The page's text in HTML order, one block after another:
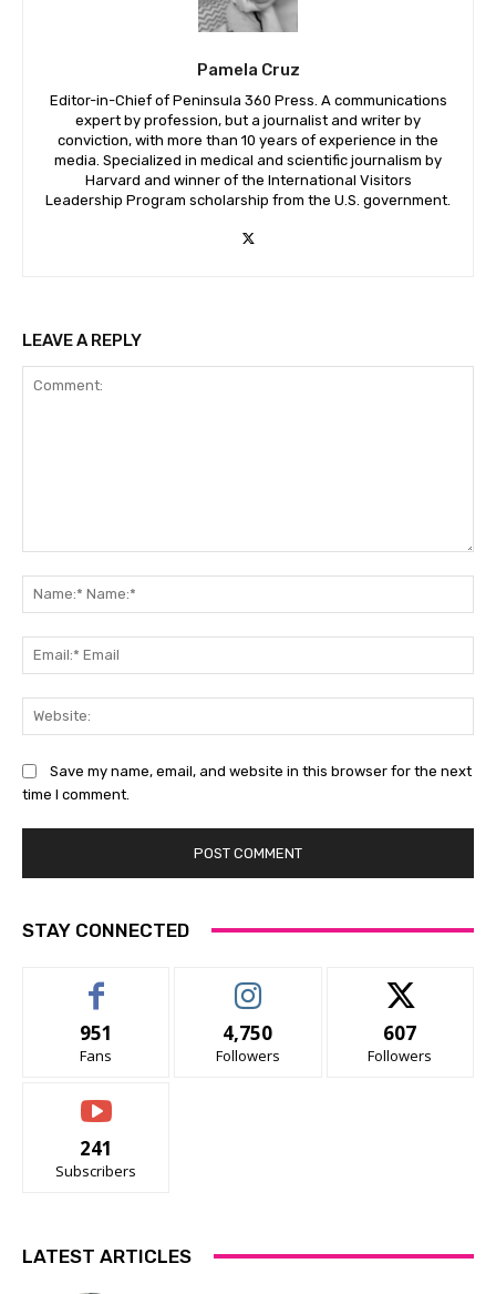
Pamela Cruz
Editor-in-Chief of Peninsula 360 Press. A communications
expert by profession, but a journalist and writer by
conviction, with more than 10 years of experience in the
media. Specialized in medical and scientific journalism by
Harvard and winner of the International Visitors
Leadership Program scholarship from the U.S. government.
LEAVE A REPLY
Save my name, email, and website in this browser for the next
time I comment.
STAY CONNECTED
951
Fans
4,750
Followers
607
Followers
241
Subscribers
LATEST ARTICLES